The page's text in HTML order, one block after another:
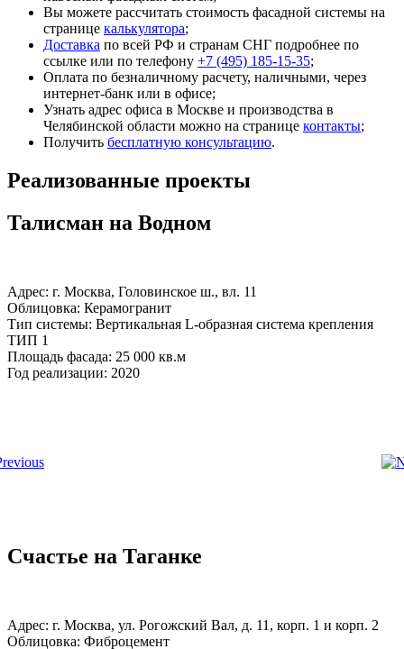
Вы можете рассчитать стоимость фасадной системы на
странице калькулятора;
Доставка по всей РФ и странам СНГ подробнее по
ссылке или по телефону +7 (495) 185-15-35;
Оплата по безналичному расчету, наличными, через
интернет-банк или в офисе;
Узнать адрес офиса в Москве и производства в
Челябинской области можно на странице контакты;
Получить бесплатную консультацию.
Реализованные проекты
Талисман на Водном
Адрес: г. Москва, Головинское ш., вл. 11
Облицовка: Керамогранит
Тип системы: Вертикальная L-образная система крепления
ТИП 1
Площадь фасада: 25 000 кв.м
Год реализации: 2020
Счастье на Таганке
Адрес: г. Москва, ул. Рогожский Вал, д. 11, корп. 1 и корп. 2
Облицовка: Фиброцемент